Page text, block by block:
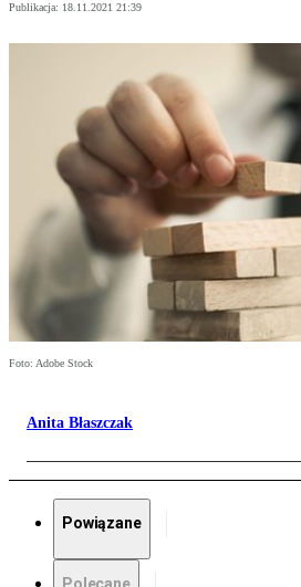
Publikacja: 18.11.2021 21:39
Foto: Adobe Stock
Anita Błaszczak
Powiązane